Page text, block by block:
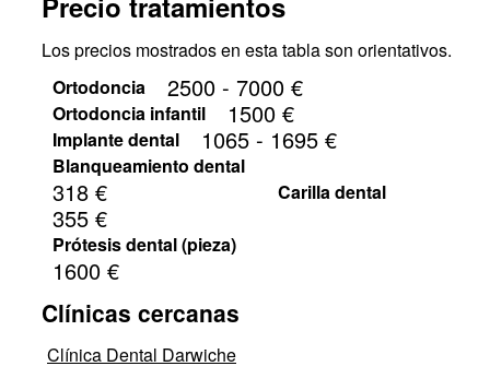
Los precios mostrados en esta tabla son orientativos.
Ortodoncia
2500 - 7000 €
Ortodoncia infantil 1500 €
Implante dental 1065 - 1695 €
Blanqueamiento dental
318 € Carilla dental
355 €
Prótesis dental (pieza)
1600 €
Clínicas cercanas
Clínica Dental Darwiche